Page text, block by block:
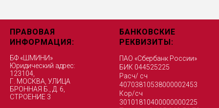
ПРАВОВАЯ
ИНФОРМАЦИЯ:
БФ «ШМИНИ»
Юридический адрес:
123104,
Г. МОСКВА, УЛИЦА
БРОННАЯ Б., Д. 6,
СТРОЕНИЕ 3
БАНКОВСКИЕ
РЕКВИЗИТЫ:
ПАО «Сбербанк России»
БИК 044525225
Расч/ сч
40703810538000002453
Кор/сч
30101810400000000225